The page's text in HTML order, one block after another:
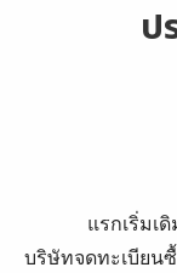
ป
แรกเริ่มเดิมที
บริษัทจดทะเบียน